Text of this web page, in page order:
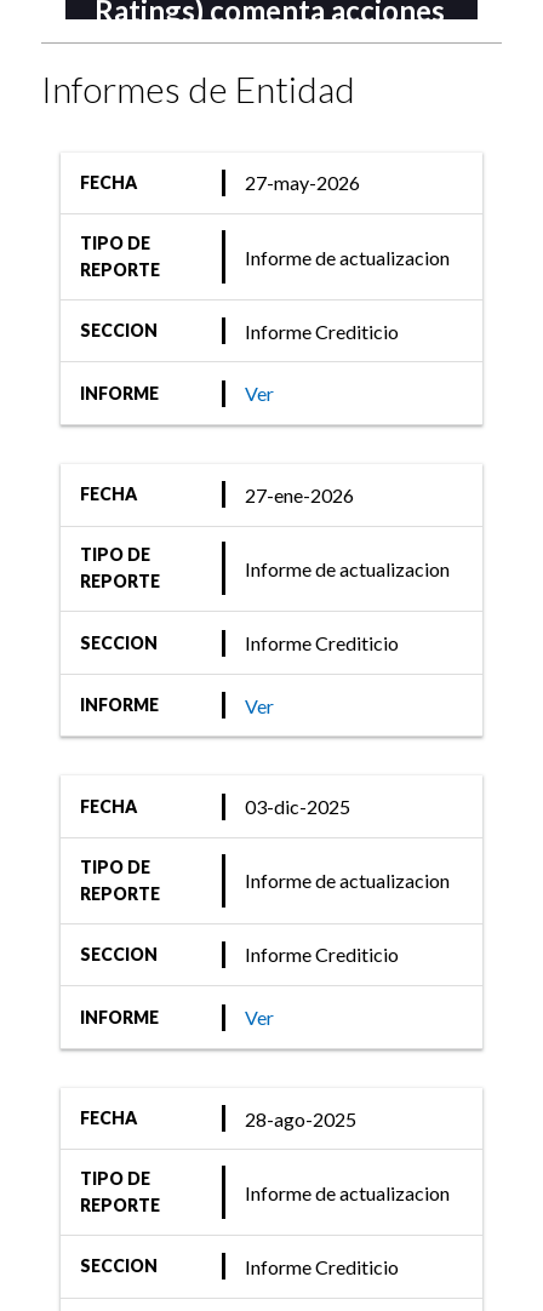
Ratings) comenta acciones
de calificación de 32
Fondos de Renta Fija
28-jun-2022
Informe Crediticio
FIX (afiliada de Fitch
Ratings) comenta acciones
de calificación de 34
Fondos de Renta Fija
22-jun-2021
Informe Crediticio
FIX (afiliada de Fitch
Ratings) comenta acciones
de calificación sobre 36
Fondos de Renta Fija
22-jun-2021
Informe Crediticio
FIX (afiliada de Fitch
Ratings) comenta acciones
de calificación sobre 36
Fondos de Renta Fija
10-dic-2020
Informe Crediticio
FIX (afiliada de Fitch
Ratings) confirma
calificación al Fondo SBS
Informes de Entidad
FECHA 27-may-2026
TIPO DE
REPORTE
Informe de actualizacion
SECCION Informe Crediticio
INFORME Ver
FECHA 27-ene-2026
TIPO DE
REPORTE
Informe de actualizacion
SECCION Informe Crediticio
INFORME Ver
FECHA 03-dic-2025
TIPO DE
REPORTE
Informe de actualizacion
SECCION Informe Crediticio
INFORME Ver
FECHA 28-ago-2025
TIPO DE
REPORTE
Informe de actualizacion
SECCION Informe Crediticio